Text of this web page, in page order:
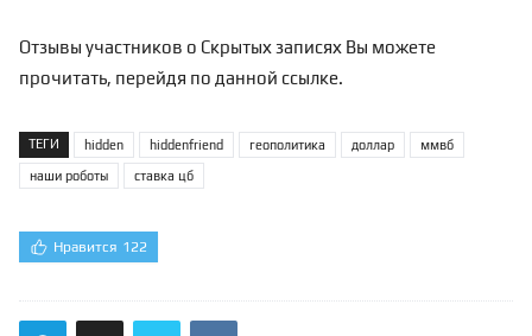
Отзывы участников о Скрытых записях Вы можете
прочитать, перейдя по данной ссылке.
ТЕГИ hidden hiddenfriend геополитика доллар ммвб
наши роботы ставка цб
Нравится 122